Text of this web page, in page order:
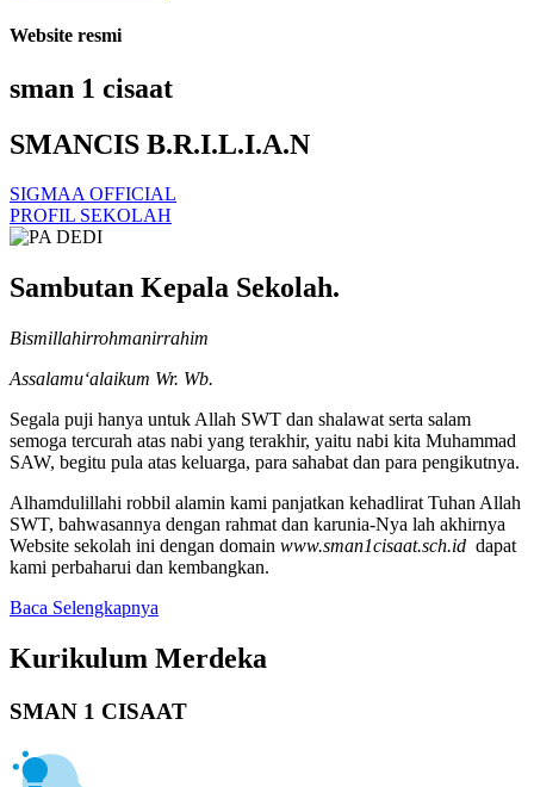
Website resmi
sman 1 cisaat
SMANCIS B.R.I.L.I.A.N
SIGMAA OFFICIAL
PROFIL SEKOLAH
Sambutan Kepala Sekolah.
Bismillahirrohmanirrahim
Assalamu‘alaikum Wr. Wb.
Segala puji hanya untuk Allah SWT dan shalawat serta salam
semoga tercurah atas nabi yang terakhir, yaitu nabi kita Muhammad
SAW, begitu pula atas keluarga, para sahabat dan para pengikutnya.
Alhamdulillahi robbil alamin kami panjatkan kehadlirat Tuhan Allah
SWT, bahwasannya dengan rahmat dan karunia-Nya lah akhirnya
Website sekolah ini dengan domain www.sman1cisaat.sch.id dapat
kami perbaharui dan kembangkan.
Baca Selengkapnya
Kurikulum Merdeka
SMAN 1 CISAAT